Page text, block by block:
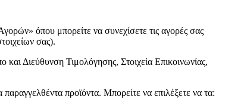
όπου μπορείτε να συνεχίσετε τις αγορές σας
σας).
Διεύθυνση Τιμολόγησης, Στοιχεία Επικοινωνίας,
προϊόντα. Μπορείτε να επιλέξετε να τα: